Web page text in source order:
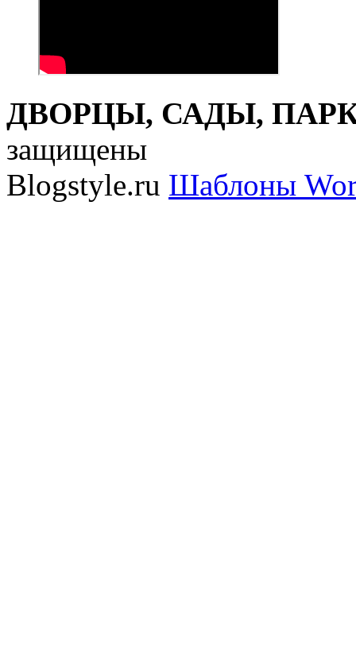
ДВОРЦЫ, САДЫ,
защищены
Blogstyle.ru Шаблоны